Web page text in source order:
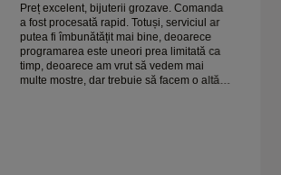
Preț excelent, bijuterii grozave. Comanda
a fost procesată rapid. Totuși, serviciul ar
putea fi îmbunătățit mai bine, deoarece
programarea este uneori prea limitată ca
timp, deoarece am vrut să vedem mai
multe mostre, dar trebuie să facem o altă